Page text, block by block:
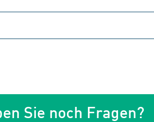
Sie noch Fragen?